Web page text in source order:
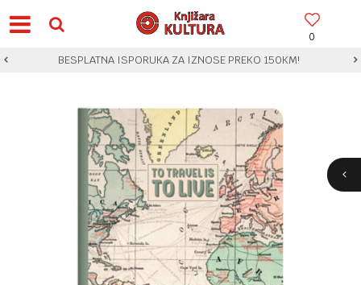
0
BESPLATNA ISPORUKA ZA IZNOSE PREKO 150KM!